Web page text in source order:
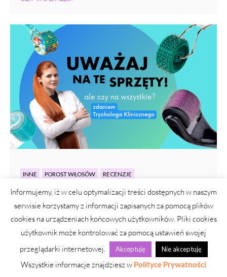
INNE POROST WŁOSÓW RECENZJE
Dermaroller do skóry głowy? Uważaj! Wybierz
bezpieczny masażer
2 sierpnia, 2024 Agnieszka Niedziałek
Dermaroller: skąd wzięła się ta moda? Dermaroller do skóry
głowy pojawił się w internecie, na TikToku i innych social
mediach...
Informujemy, iż w celu optymalizacji treści dostępnych w naszym
serwisie korzystamy z informacji zapisanych za pomocą plików
cookies na urządzeniach końcowych użytkowników. Pliki cookies
użytkownik może kontrolować za pomocą ustawień swojej
przeglądarki internetowej.
Akceptuję Nie akceptuję
Wszystkie informacje znajdziesz w Polityce Prywatności